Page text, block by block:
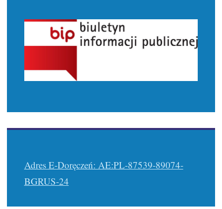
Adres E-Doręczeń: AE:PL-87539-89074-
BGRUS-24